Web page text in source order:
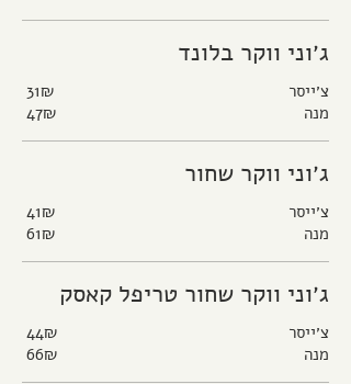
ג׳וני ווקר בלונד
צ׳ייסר
‏31 ‏₪
מנה
‏47 ‏₪
ג׳וני ווקר שחור
צ׳ייסר
‏41 ‏₪
מנה
‏61 ‏₪
ג׳וני ווקר שחור טריפל קאסק
צ׳ייסר
‏44 ‏₪
מנה
‏66 ‏₪